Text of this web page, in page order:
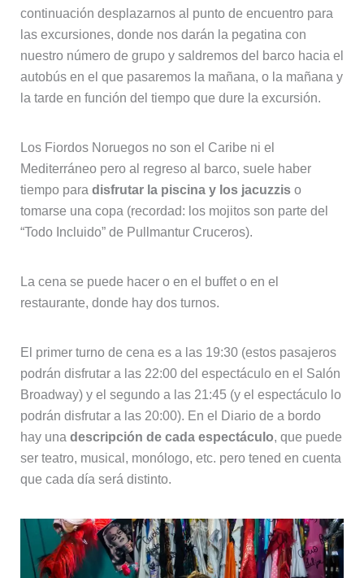
continuación desplazarnos al punto de encuentro para
las excursiones, donde nos darán la pegatina con
nuestro número de grupo y saldremos del barco hacia el
autobús en el que pasaremos la mañana, o la mañana y
la tarde en función del tiempo que dure la excursión.
Los Fiordos Noruegos no son el Caribe ni el
Mediterráneo pero al regreso al barco, suele haber
tiempo para disfrutar la piscina y los jacuzziso
tomarse una copa (recordad: los mojitos son parte del
“Todo Incluido” de Pullmantur Cruceros).
La cena se puede hacer o en el buffet o en el
restaurante, donde hay dos turnos.
El primer turno de cena es a las 19:30 (estos pasajeros
podrán disfrutar a las 22:00 del espectáculo en el Salón
Broadway) y el segundo a las 21:45 (y el espectáculo lo
podrán disfrutar a las 20:00). En el Diario de a bordo
hay una descripción de cada espectáculo, que puede
ser teatro, musical, monólogo, etc. pero tened en cuenta
que cada día será distinto.